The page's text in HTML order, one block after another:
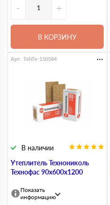
- +
В КОРЗИНУ
Утеплитель Технониколь
Технофас 90х600х1200
В наличии
Арт. TehTe-150584
Показать
информацию